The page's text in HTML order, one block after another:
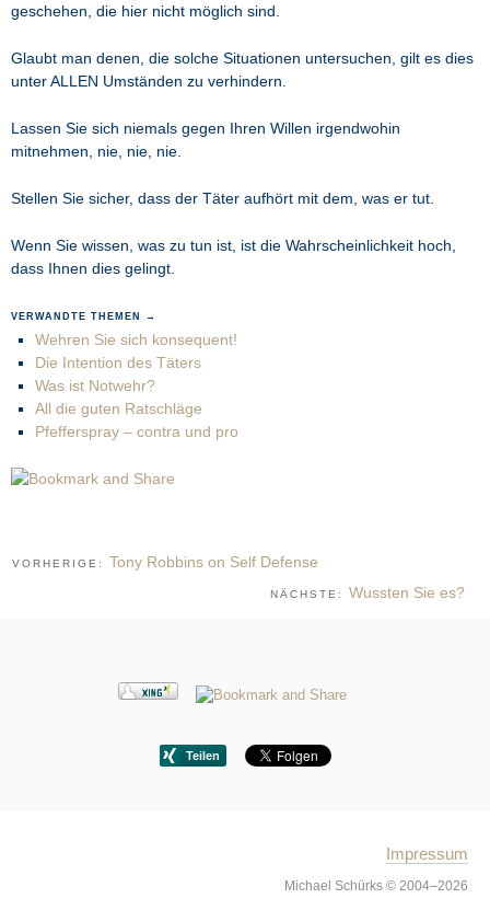
geschehen, die hier nicht möglich sind.
Glaubt man denen, die solche Situationen untersuchen, gilt es dies
unter ALLEN Umständen zu verhindern.
Lassen Sie sich niemals gegen Ihren Willen irgendwohin
mitnehmen, nie, nie, nie.
Stellen Sie sicher, dass der Täter aufhört mit dem, was er tut.
Wenn Sie wissen, was zu tun ist, ist die Wahrscheinlichkeit hoch,
dass Ihnen dies gelingt.
VERWANDTE THEMEN →
Wehren Sie sich konsequent!
Die Intention des Täters
Was ist Notwehr?
All die guten Ratschläge
Pfefferspray – contra und pro
VORHERIGE: Tony Robbins on Self Defense
NÄCHSTE: Wussten Sie es?
Impressum
Michael Schürks © 2004–2026